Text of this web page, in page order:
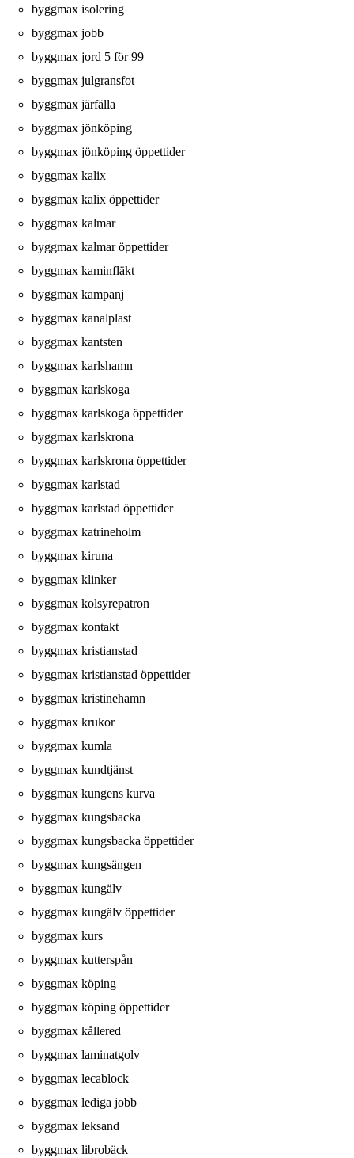
byggmax isolering
byggmax jobb
byggmax jord 5 för 99
byggmax julgransfot
byggmax järfälla
byggmax jönköping
byggmax jönköping öppettider
byggmax kalix
byggmax kalix öppettider
byggmax kalmar
byggmax kalmar öppettider
byggmax kaminfläkt
byggmax kampanj
byggmax kanalplast
byggmax kantsten
byggmax karlshamn
byggmax karlskoga
byggmax karlskoga öppettider
byggmax karlskrona
byggmax karlskrona öppettider
byggmax karlstad
byggmax karlstad öppettider
byggmax katrineholm
byggmax kiruna
byggmax klinker
byggmax kolsyrepatron
byggmax kontakt
byggmax kristianstad
byggmax kristianstad öppettider
byggmax kristinehamn
byggmax krukor
byggmax kumla
byggmax kundtjänst
byggmax kungens kurva
byggmax kungsbacka
byggmax kungsbacka öppettider
byggmax kungsängen
byggmax kungälv
byggmax kungälv öppettider
byggmax kurs
byggmax kutterspån
byggmax köping
byggmax köping öppettider
byggmax kållered
byggmax laminatgolv
byggmax lecablock
byggmax lediga jobb
byggmax leksand
byggmax librobäck